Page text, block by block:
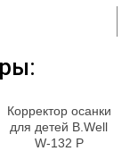
Корректор осанки
для детей B.Well
W-132 Р